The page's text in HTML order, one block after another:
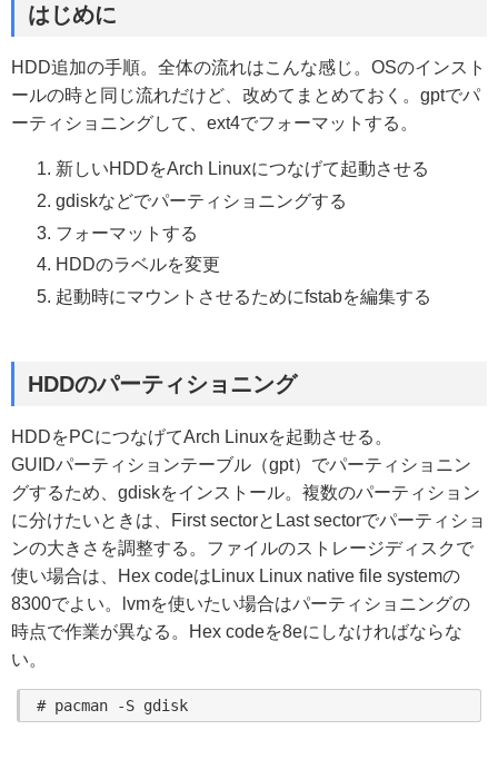
はじめに
HDD追加の手順。全体の流れはこんな感じ。OSのインスト
ールの時と同じ流れだけど、改めてまとめておく。gptでパ
ーティショニングして、ext4でフォーマットする。
新しいHDDをArch Linuxにつなげて起動させる
gdiskなどでパーティショニングする
フォーマットする
HDDのラベルを変更
起動時にマウントさせるためにfstabを編集する
HDDのパーティショニング
HDDをPCにつなげてArch Linuxを起動させる。
GUIDパーティションテーブル（gpt）でパーティショニン
グするため、gdiskをインストール。複数のパーティション
に分けたいときは、First sectorとLast sectorでパーティショ
ンの大きさを調整する。ファイルのストレージディスクで
使い場合は、Hex codeはLinux Linux native file systemの
8300でよい。lvmを使いたい場合はパーティショニングの
時点で作業が異なる。Hex codeを8eにしなければならな
い。